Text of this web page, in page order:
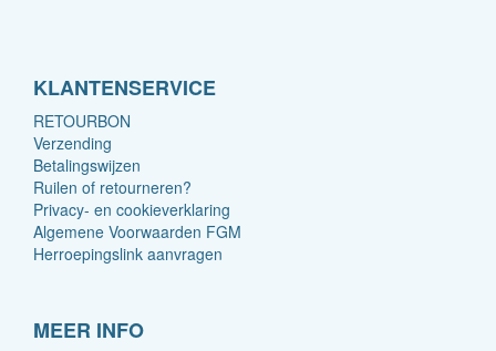
KLANTENSERVICE
RETOURBON
Verzending
Betalingswijzen
Ruilen of retourneren?
Privacy- en cookieverklaring
Algemene Voorwaarden FGM
Herroepingslink aanvragen
MEER INFO